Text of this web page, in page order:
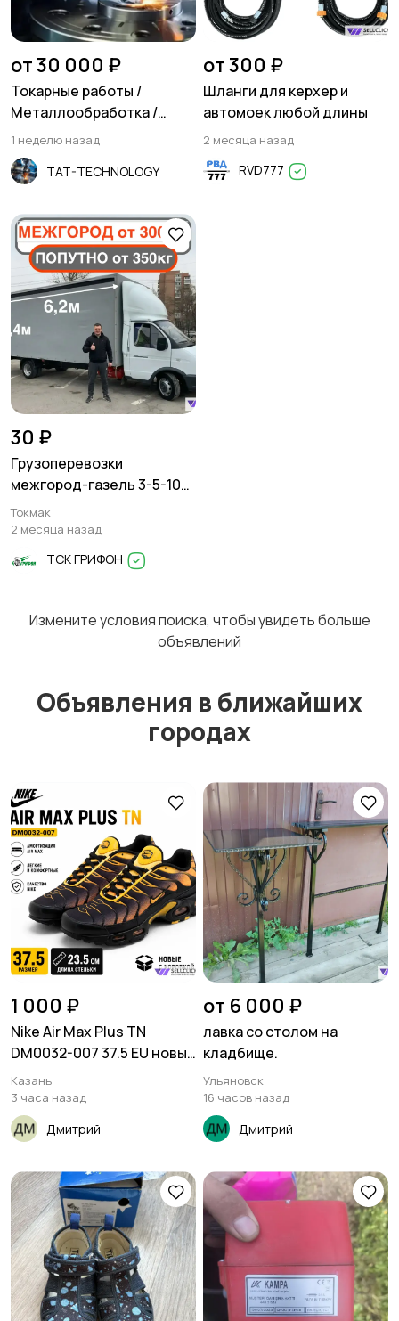
Стройматериалы и
инструменты
Спорт и отдых
от 30 000 ₽
Токарные работы /
Металлообработка /
Фрезеровка
1 неделю назад
TAT-TECHNOLOGY
от 300 ₽
Шланги для керхер и
автомоек любой длины
2 месяца назад
RVD777
30 ₽
Грузоперевозки
межгород-газель 3-5-10
тонн
Токмак
2 месяца назад
ТСК ГРИФОН
Измените условия поиска, чтобы увидеть больше
объявлений
Объявления в ближайших
городах
1 000 ₽
Nike Air Max Plus TN
DM0032-007 37.5 EU новые
с коробкой
Казань
3 часа назад
Дмитрий
от 6 000 ₽
лавка со столом на
кладбище.
Ульяновск
16 часов назад
Дмитрий